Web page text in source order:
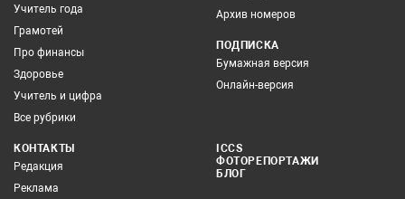
Учитель года
Грамотей
Про финансы
Здоровье
Учитель и цифра
Все рубрики
Архив номеров
ПОДПИСКА
Бумажная версия
Онлайн-версия
КОНТАКТЫ
Редакция
Реклама
ICCS
ФОТОРЕПОРТАЖИ
БЛОГ